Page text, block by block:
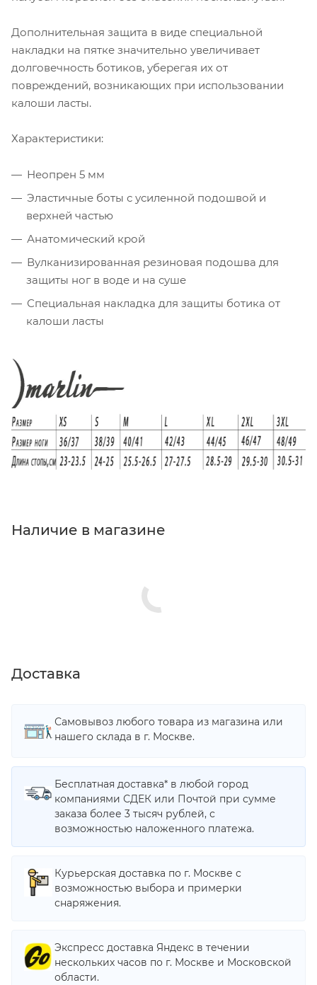
Дополнительная защита в виде специальной
накладки на пятке значительно увеличивает
долговечность ботиков, уберегая их от
повреждений, возникающих при использовании
калоши ласты.
Характеристики:
Неопрен 5 мм
Эластичные боты с усиленной подошвой и
верхней частью
Анатомический крой
Вулканизированная резиновая подошва для
защиты ног в воде и на суше
Специальная накладка для защиты ботика от
калоши ласты
Наличие в магазине
Доставка
Самовывоз любого товара из магазина или
нашего склада в г. Москве.
Бесплатная доставка* в любой город
компаниями СДЕК или Почтой при сумме
заказа более 3 тысяч рублей, с
возможностью наложенного платежа.
Курьерская доставка по г. Москве с
возможностью выбора и примерки
снаряжения.
Экспресс доставка Яндекс в течении
нескольких часов по г. Москве и Московской
области.